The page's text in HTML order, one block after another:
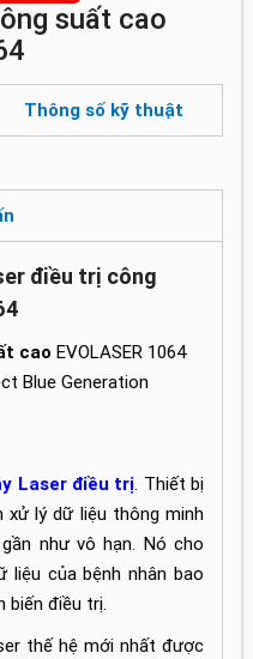
suất cao
Thông số kỹ thuật
điều trị công
cao EVOLASER 1064
Blue Generation
Laser điều trị. Thiết bị
xử lý dữ liệu thông minh
như vô hạn. Nó cho
liệu của bệnh nhân bao
biến điều trị.
thế hệ mới nhất được